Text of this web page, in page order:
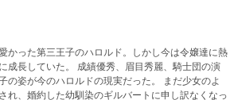
かった第三王子のハロルド。しかし今は令嬢達に熱
成長していた。 成績優秀、眉目秀麗、騎士団の演
今のハロルドの現実だった。 まだ少女のよ
れ、婚約した幼馴染のギルバートに申し訳なくなっ